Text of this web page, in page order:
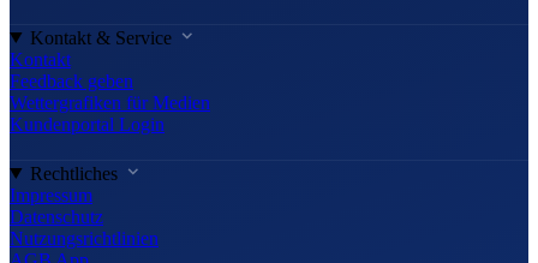
Kontakt & Service
Kontakt
Feedback geben
Wettergrafiken für Medien
Kundenportal Login
Rechtliches
Impressum
Datenschutz
Nutzungsrichtlinien